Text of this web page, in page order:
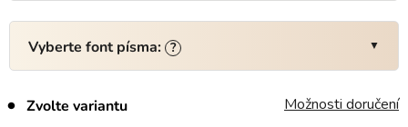
Vyberte font písma: ?
Zvolte variantu Možnosti doručení